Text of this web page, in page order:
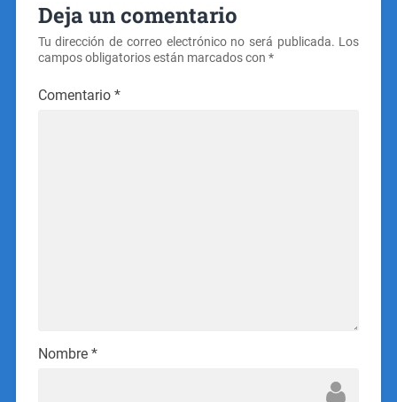
Deja un comentario
Tu dirección de correo electrónico no será publicada. Los
campos obligatorios están marcados con *
Comentario *
Nombre *